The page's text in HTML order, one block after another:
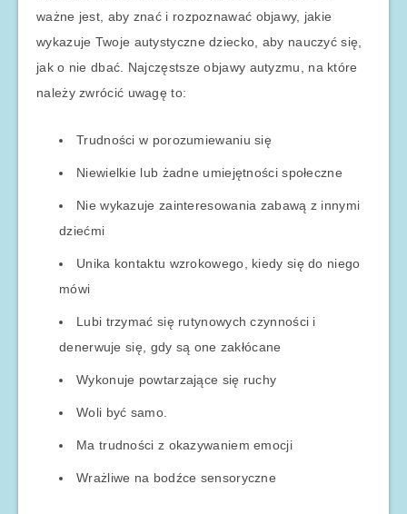
ważne jest, aby znać i rozpoznawać objawy, jakie
wykazuje Twoje autystyczne dziecko, aby nauczyć się,
jak o nie dbać. Najczęstsze objawy autyzmu, na które
należy zwrócić uwagę to:
Trudności w porozumiewaniu się
Niewielkie lub żadne umiejętności społeczne
Nie wykazuje zainteresowania zabawą z innymi
dziećmi
Unika kontaktu wzrokowego, kiedy się do niego
mówi
Lubi trzymać się rutynowych czynności i
denerwuje się, gdy są one zakłócane
Wykonuje powtarzające się ruchy
Woli być samo.
Ma trudności z okazywaniem emocji
Wrażliwe na bodźce sensoryczne